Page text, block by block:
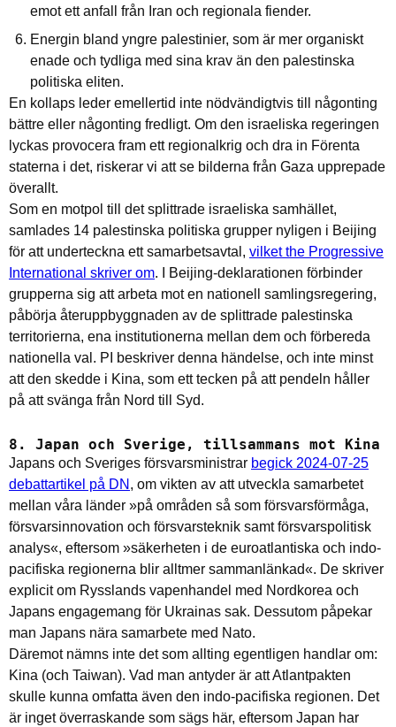
emot ett anfall från Iran och regionala fiender.
Energin bland yngre palestinier, som är mer organiskt
enade och tydliga med sina krav än den palestinska
politiska eliten.
En kollaps leder emellertid inte nödvändigtvis till någonting
bättre eller någonting fredligt. Om den israeliska regeringen
lyckas provocera fram ett regionalkrig och dra in Förenta
staterna i det, riskerar vi att se bilderna från Gaza upprepade
överallt.
Som en motpol till det splittrade israeliska samhället,
samlades 14 palestinska politiska grupper nyligen i Beijing
för att underteckna ett samarbetsavtal, vilket the Progressive
International skriver om. I Beijing-deklarationen förbinder
grupperna sig att arbeta mot en nationell samlingsregering,
påbörja återuppbyggnaden av de splittrade palestinska
territorierna, ena institutionerna mellan dem och förbereda
nationella val. PI beskriver denna händelse, och inte minst
att den skedde i Kina, som ett tecken på att pendeln håller
på att svänga från Nord till Syd.
8. Japan och Sverige, tillsammans mot Kina
Japans och Sveriges försvarsministrar begick 2024-07-25
debattartikel på DN , om vikten av att utveckla samarbetet
mellan våra länder »på områden så som försvarsförmåga,
försvarsinnovation och försvarsteknik samt försvarspolitisk
analys«, eftersom »säkerheten i de euroatlantiska och indo-
pacifiska ­regionerna blir alltmer sammanlänkad«. De skriver
explicit om Rysslands vapenhandel med Nordkorea och
Japans engagemang för Ukrainas sak. Dessutom påpekar
man Japans nära samarbete med Nato.
Däremot nämns inte det som allting egentligen handlar om:
Kina (och Taiwan). Vad man antyder är att Atlantpakten
skulle kunna omfatta även den indo-pacifiska regionen. Det
är inget överraskande som sägs här, eftersom Japan har